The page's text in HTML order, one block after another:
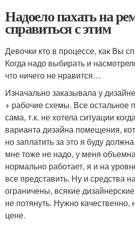
Надоело пахать на
справиться с этим
Девочки кто в процессе, как Вы
Когда надо выбирать и
что ничего не нравится…
Изначально заказывала у
+ рабочие схемы. Все остальное
сама, т.к. не хотела ситуации
варианта дизайна помещения,
но заплатить за это я буду
мне тоже не надо, у меня
нормально работает, я и на
все представить. Ну и средства
ограничены, всякие
не потянуть. Нужно качественно,
цене.